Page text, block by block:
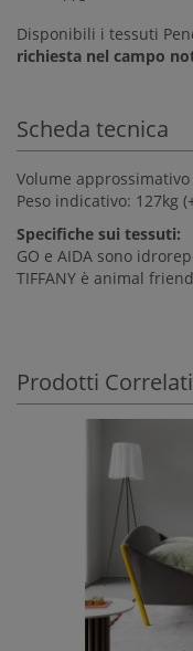
Disponibili i tessuti
richiesta nel campo
Scheda tecnica
Volume
Peso indicativo: 127kg
Specifiche sui tessuti:
GO e AIDA sono
TIFFANY è animal
Prodotti Correlati